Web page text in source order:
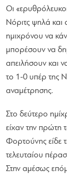
Οι
Νόριτς ψηλά και
ημιχρόνου να
μπορέσουν να
απειλήσουν και
το 1-0 υπέρ της
αναμέτρησης.
Στο δεύτερο
είχαν την πρώτη
Φορτούνης είδε
τελευταίου
Στην αμέσως